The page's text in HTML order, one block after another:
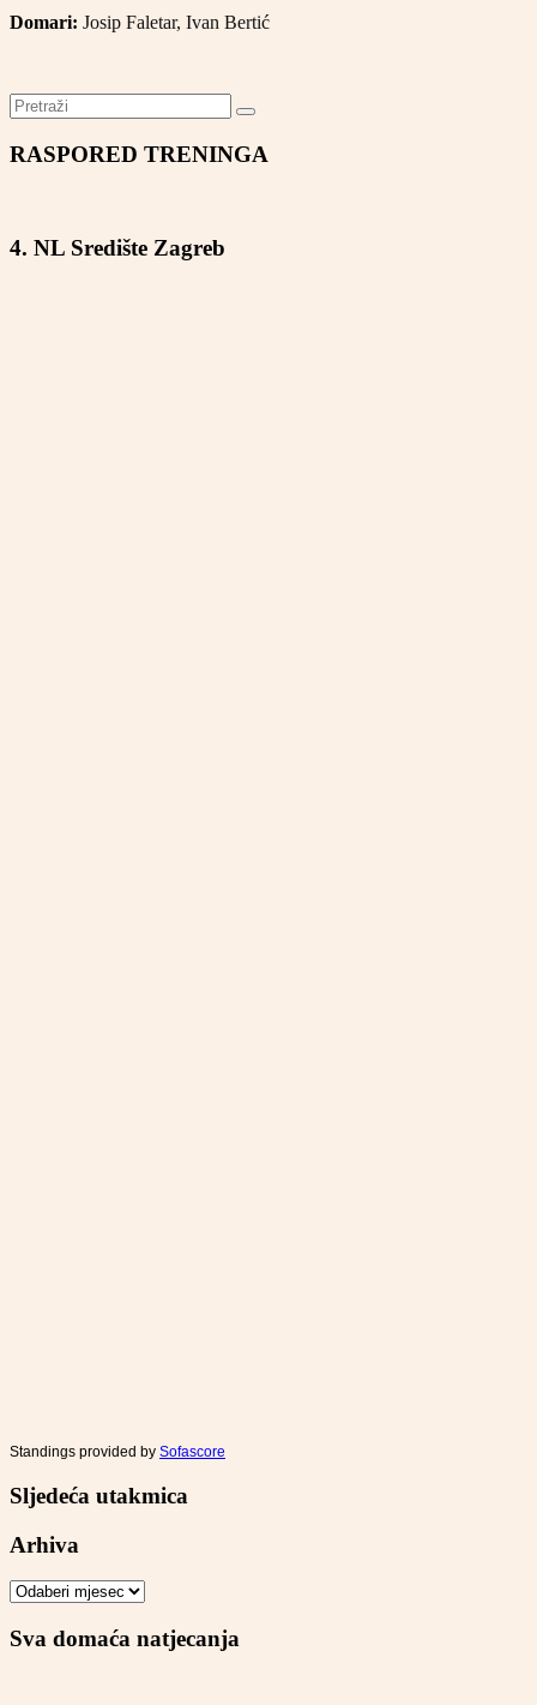
Domari: Josip Faletar, Ivan Bertić
RASPORED TRENINGA
4. NL Središte Zagreb
Standings provided by Sofascore
Sljedeća utakmica
Arhiva
Arhiva
Sva domaća natjecanja